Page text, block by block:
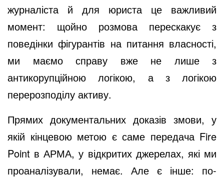
журналіста й для юриста це важливий
момент: щойно розмова перескакує з
поведінки фігурантів на питання власності,
ми маємо справу вже не лише з
антикорупційною логікою, а з логікою
перерозподілу активу.
Прямих документальних доказів змови, у
якій кінцевою метою є саме передача Fire
Point в АРМА, у відкритих джерелах, які ми
проаналізували, немає. Але є інше: по-